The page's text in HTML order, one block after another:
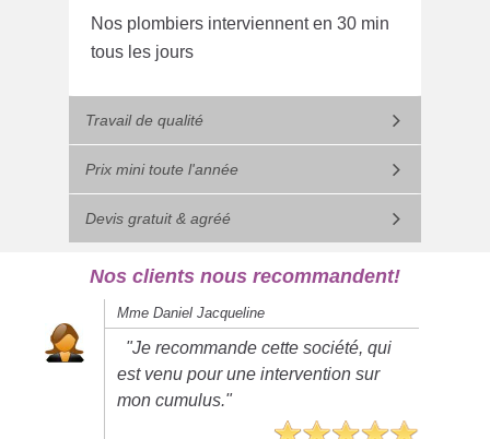
Nos plombiers interviennent en 30 min
tous les jours
Travail de qualité
Prix mini toute l'année
Devis gratuit & agréé
Nos clients nous recommandent!
Mme Daniel Jacqueline
"Je recommande cette société, qui
est venu pour une intervention sur
mon cumulus."